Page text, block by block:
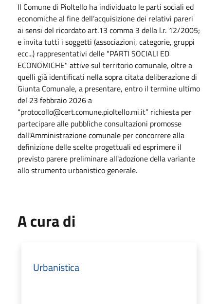
Il Comune di Pioltello ha individuato le parti sociali ed
economiche al fine dell’acquisizione dei relativi pareri
ai sensi del ricordato art.13 comma 3 della l.r. 12/2005;
e invita tutti i soggetti (associazioni, categorie, gruppi
ecc...) rappresentativi delle "PARTI SOCIALI ED
ECONOMICHE" attive sul territorio comunale, oltre a
quelli già identificati nella sopra citata deliberazione di
Giunta Comunale, a presentare, entro il termine ultimo
del 23 febbraio 2026 a
“protocollo@cert.comune.pioltello.mi.it” richiesta per
partecipare alle pubbliche consultazioni promosse
dall'Amministrazione comunale per concorrere alla
definizione delle scelte progettuali ed esprimere il
previsto parere preliminare all'adozione della variante
allo strumento urbanistico generale.
A cura di
Urbanistica